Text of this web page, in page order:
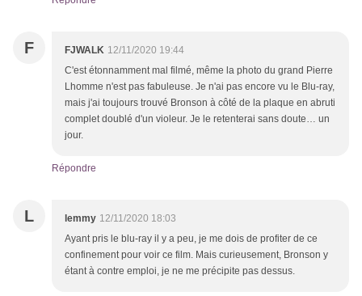
F FJWALK 12/11/2020 19:44
C'est étonnamment mal filmé, même la photo du grand Pierre
Lhomme n'est pas fabuleuse. Je n'ai pas encore vu le Blu-ray,
mais j'ai toujours trouvé Bronson à côté de la plaque en abruti
complet doublé d'un violeur. Je le retenterai sans doute… un
jour.
Répondre
L lemmy 12/11/2020 18:03
Ayant pris le blu-ray il y a peu, je me dois de profiter de ce
confinement pour voir ce film. Mais curieusement, Bronson y
étant à contre emploi, je ne me précipite pas dessus.